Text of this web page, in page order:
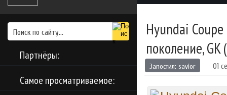
Партнёры:
Самое просматриваемое:
Hyundai
поколение,
Запостил: savior 01